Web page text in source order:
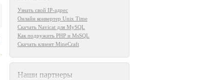
Узнать свой IP-адрес
Онлайн конвертер Unix Time
Скачать Navicat для MySQL
Как подружить PHP и MsSQL
Скачать клиент MineCraft
Наши партнеры